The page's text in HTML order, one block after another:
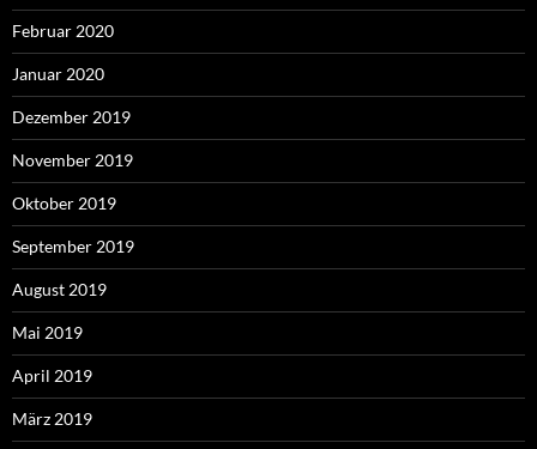
Februar 2020
Januar 2020
Dezember 2019
November 2019
Oktober 2019
September 2019
August 2019
Mai 2019
April 2019
März 2019